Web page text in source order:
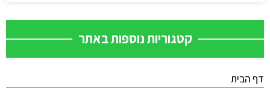
קטגוריות נוספות באתר
דף הבית